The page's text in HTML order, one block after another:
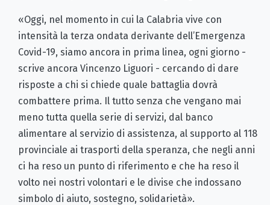
«Oggi, nel momento in cui la Calabria vive con
intensità la terza ondata derivante dell’Emergenza
Covid-19, siamo ancora in prima linea, ogni giorno -
scrive ancora Vincenzo Liguori - cercando di dare
risposte a chi si chiede quale battaglia dovrà
combattere prima. Il tutto senza che vengano mai
meno tutta quella serie di servizi, dal banco
alimentare al servizio di assistenza, al supporto al 118
provinciale ai trasporti della speranza, che negli anni
ci ha reso un punto di riferimento e che ha reso il
volto nei nostri volontari e le divise che indossano
simbolo di aiuto, sostegno, solidarietà».